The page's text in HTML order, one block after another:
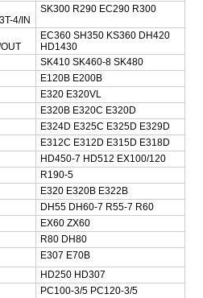
4/IN
SK300 R290 EC290 R300
EC360 SH350 KS360 DH420
HD1430
SK410 SK460-8 SK480
E120B E200B
E320 E320VL
E320B E320C E320D
E324D E325C E325D E329D
E312C E312D E315D E318D
HD450-7 HD512 EX100/120
R190-5
E320 E320B E322B
DH55 DH60-7 R55-7 R60
EX60 ZX60
R80 DH80
E307 E70B
HD250 HD307
PC100-3/5 PC120-3/5